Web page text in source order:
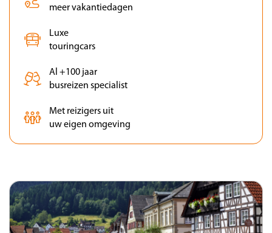
meer vakantiedagen
Luxe
touringcars
Al +100 jaar
busreizen specialist
Met reizigers uit
uw eigen omgeving